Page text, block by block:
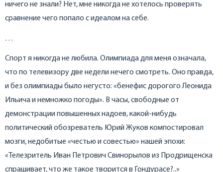
ничего не знали? Нет, мне никогда не хотелось проверять
сравнение чего попало с идеалом на себе.
…
Спорт я никогда не любила. Олимпиада для меня означала,
что по телевизору две недели нечего смотреть. Оно правда,
и без олимпиады было негусто: «бенефис дорогого Леонида
Ильича и немножко погоды». В часы, свободные от
демонстрации повышенных надоев, какой-нибудь
политический обозреватель Юрий Жуков компостировал
мозги, недобитые «честью и совестью» нашей эпохи:
«Телезритель Иван Петрович Свинорылов из Продрищенска
спрашивает, что же такое творится в Гондурасе?..»